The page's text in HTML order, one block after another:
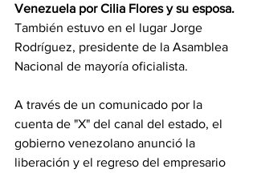
Venezuela por Cilia Flores y su esposa.
También estuvo en el lugar Jorge
Rodríguez, presidente de la Asamblea
Nacional de mayoría oficialista.
A través de un comunicado por la
cuenta de "X" del canal del estado, el
gobierno venezolano anunció la
liberación y el regreso del empresario